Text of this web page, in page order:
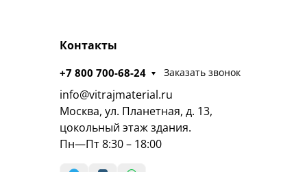
Контакты
+7 800 700-68-24 Заказать звонок
info@vitrajmaterial.ru
Москва, ул. Планетная, д. 13,
цокольный этаж здания.
Пн—Пт 8:30 – 18:00